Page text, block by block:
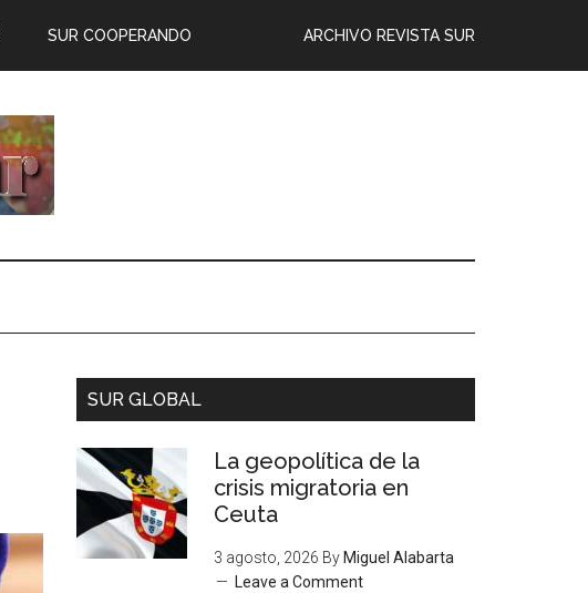
ARCHIVO REVISTA SUR
SUR COOPERANDO
SUR GLOBAL
La geopolítica de la
crisis migratoria en
Ceuta
3 agosto, 2026 By Miguel Alabarta
Leave a Comment